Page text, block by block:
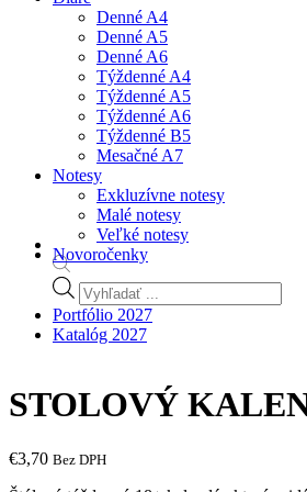
Products
search
Portfólio 2027
Katalóg 2027
Denné A4
Denné A5
Denné A6
Týždenné A4
Týždenné A5
Týždenné A6
Týždenné B5
Mesačné A7
Notesy
Exkluzívne notesy
Malé notesy
Veľké notesy
Novoročenky
STOLOVÝ
€3,70 Bez DPH